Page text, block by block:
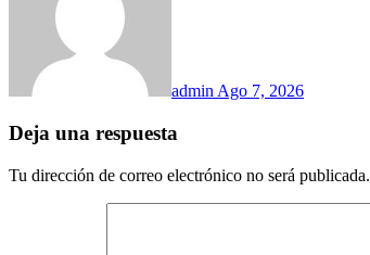
admin Ago 7, 2026
Deja una respuesta
Tu dirección de correo electrónico no será publicada.